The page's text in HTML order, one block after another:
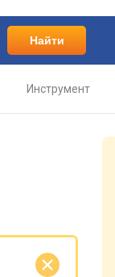
Найти
Инструмент